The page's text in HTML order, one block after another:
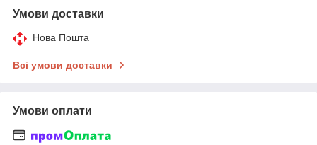
Умови доставки
Нова Пошта
Всі умови доставки
Умови оплати